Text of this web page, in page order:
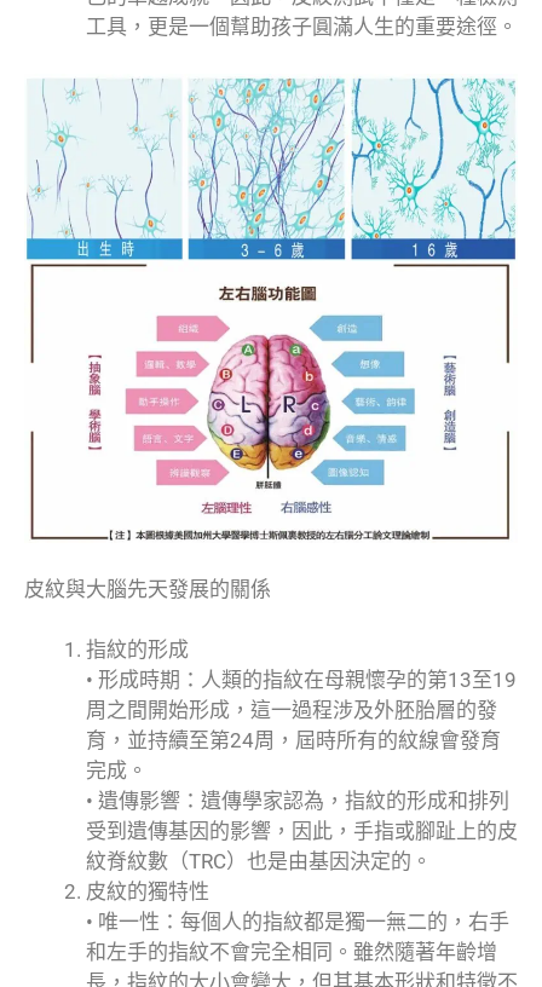
工具，更是一個幫助孩子圓滿人生的重要途徑。
皮紋與大腦先天發展的關係
指紋的形成
• 形成時期：人類的指紋在母親懷孕的第13至19
周之間開始形成，這一過程涉及外胚胎層的發
育，並持續至第24周，屆時所有的紋線會發育
完成。
• 遺傳影響：遺傳學家認為，指紋的形成和排列
受到遺傳基因的影響，因此，手指或腳趾上的皮
紋脊紋數（TRC）也是由基因決定的。
皮紋的獨特性
• 唯一性：每個人的指紋都是獨一無二的，右手
和左手的指紋不會完全相同。雖然隨著年齡增